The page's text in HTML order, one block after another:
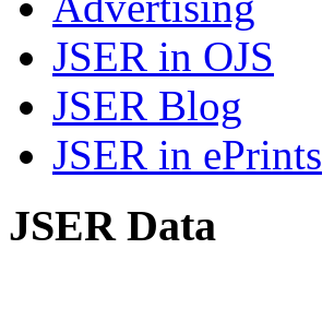
JSER in OJS
JSER Blog
JSER in ePrints
JSER Data